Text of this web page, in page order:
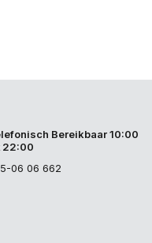
Bereikbaar 10:00
22:00
06 06 662